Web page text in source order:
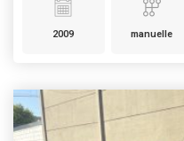
2009 manuelle